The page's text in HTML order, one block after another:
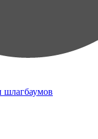
шлагбаумов